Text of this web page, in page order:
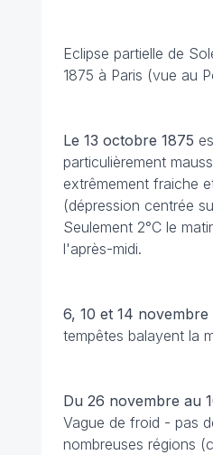
Eclipse partielle de
1875 à Paris (vue au
Le 13 octobre 1875
particulièrement
extrêmement fraiche
(dépression centrée
Seulement 2°C le
l'après-midi.
6, 10 et 14 novembre
tempêtes balayent la
Du 26 novembre au
Vague de froid - pas
nombreuses régions